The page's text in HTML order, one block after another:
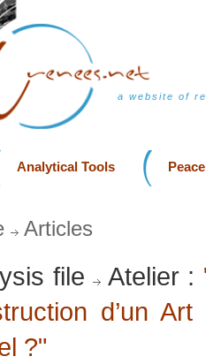
a website of
Analytical Tools
Articles
file Atelier :
d’un
?"